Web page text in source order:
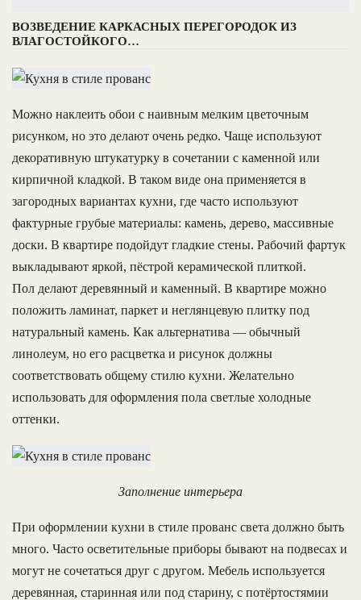
ВОЗВЕДЕНИЕ КАРКАСНЫХ ПЕРЕГОРОДОК ИЗ
ВЛАГОСТОЙКОГО…
Можно наклеить обои с наивным мелким цветочным
рисунком, но это делают очень редко. Чаще используют
декоративную штукатурку в сочетании с каменной или
кирпичной кладкой. В таком виде она применяется в
загородных вариантах кухни, где часто используют
фактурные грубые материалы: камень, дерево, массивные
доски. В квартире подойдут гладкие стены. Рабочий фартук
выкладывают яркой, пёстрой керамической плиткой.
Пол делают деревянный и каменный. В квартире можно
положить ламинат, паркет и неглянцевую плитку под
натуральный камень. Как альтернатива — обычный
линолеум, но его расцветка и рисунок должны
соответствовать общему стилю кухни. Желательно
использовать для оформления пола светлые холодные
оттенки.
Заполнение интерьера
При оформлении кухни в стиле прованс света должно быть
много. Часто осветительные приборы бывают на подвесах и
могут не сочетаться друг с другом. Мебель используется
деревянная, старинная или под старину, с потёртостямии